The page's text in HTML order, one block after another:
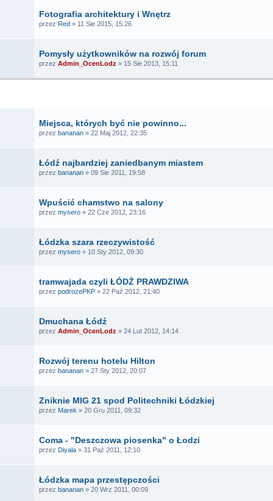
Fotografia architektury i Wnętrz
przez Red » 11 Sie 2015, 15:26
Pomysły użytkowników na rozwój forum
przez Admin_OcenLodz » 15 Sie 2013, 15:11
Miejsca, których być nie powinno...
przez bananan » 22 Maj 2012, 22:35
Łódź najbardziej zaniedbanym miastem
przez bananan » 09 Sie 2011, 19:58
Wpuścić chamstwo na salony
przez mysero » 22 Cze 2012, 23:16
Łódzka szara rzeczywistość
przez mysero » 10 Sty 2012, 09:30
tramwajada czyli ŁÓDŹ PRAWDZIWA
przez podrozePKP » 22 Paź 2012, 21:40
Dmuchana Łódź
przez Admin_OcenLodz » 24 Lut 2012, 14:14
Rozwój terenu hotelu Hilton
przez bananan » 27 Sty 2012, 20:07
Zniknie MIG 21 spod Politechniki Łódzkiej
przez Marek » 20 Gru 2011, 09:32
Coma - "Deszczowa piosenka" o Łodzi
przez Diyala » 31 Paź 2011, 12:10
Łódzka mapa przestępczości
przez bananan » 20 Wrz 2011, 00:09